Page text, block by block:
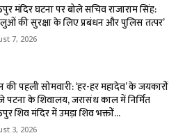
मंदिर घटना पर बोले सचिव राजाराम सिंह:
की सुरक्षा के लिए प्रबंधन और पुलिस तत्पर’
7, 2026
की पहली सोमवारी: ‘हर-हर महादेव’ के जयकारों
पटना के शिवालय, जरासंध काल में निर्मित
शिव मंदिर में उमड़ा शिव भक्तों...
3, 2026